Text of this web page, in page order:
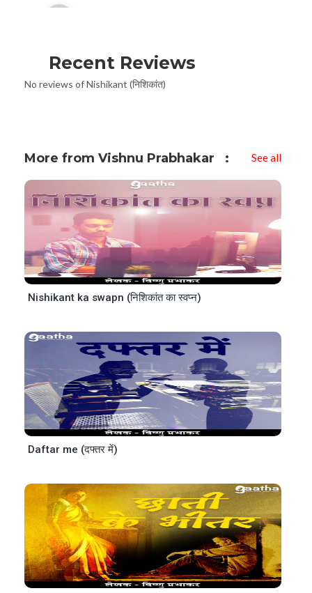
Player
Recent Reviews
No reviews of Nishikant (निशिकांत)
More from Vishnu Prabhakar See all
Nishikant ka swapn (निशिकांत का स्वप्न)
Daftar me (दफ्तर में)